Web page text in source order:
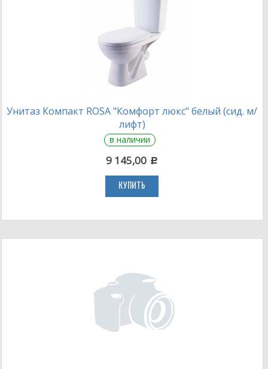
Унитаз Компакт ROSA "Комфорт люкс" белый (сид. м/
лифт)
в наличии
9 145,00 c
КУПИТЬ